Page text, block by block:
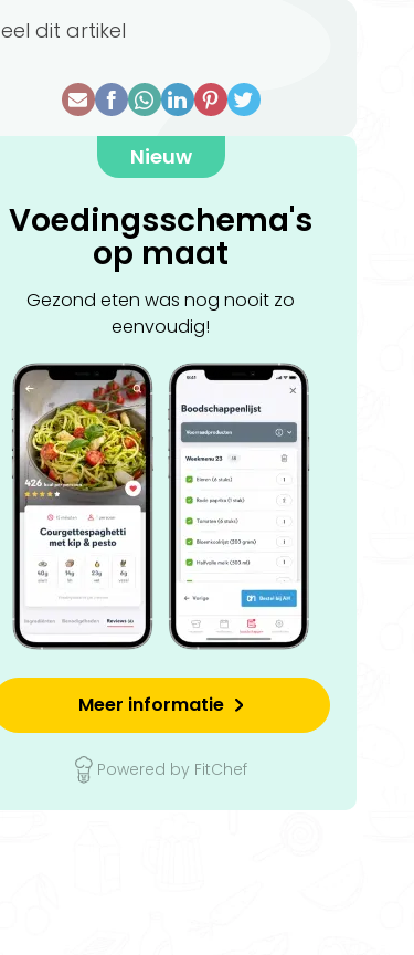
Deel dit artikel
Nieuw
Voedingsschema's
op maat
Gezond eten was nog nooit zo
eenvoudig!
Meer informatie
Powered by FitChef